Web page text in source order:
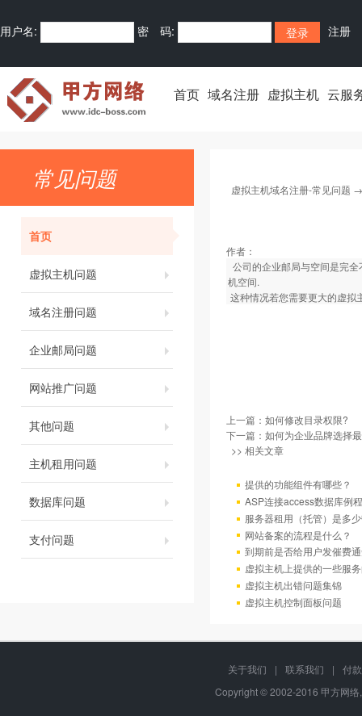
用户名: 密 码: 注册
首页 域名注册 虚拟主机 云服
常见问题
首页
虚拟主机问题
域名注册问题
企业邮局问题
网站推广问题
其他问题
主机租用问题
数据库问题
支付问题
虚拟主机域名注册-常见问题
作者：
公司的企业邮局与空间是完
机空间.
这种情况若您需要更大的虚拟
上一篇： 如何修改目录权限?
下一篇： 如何为企业品牌选择
>> 相关文章
提供的功能组件有哪些？
ASP连接access数据库例程
服务器租用（托管）是多
网站备案的流程是什么？
到期前是否给用户发催费
虚拟主机上提供的一些服
虚拟主机出错问题集锦
虚拟主机控制面板问题
关于我们 | 联系我们 |
付
Copyright © 2002-2016 甲方网